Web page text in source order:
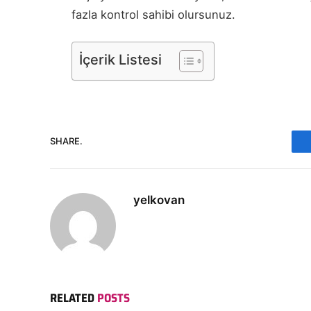
fazla kontrol sahibi olursunuz.
İçerik Listesi
SHARE.
yelkovan
RELATEDPOSTS